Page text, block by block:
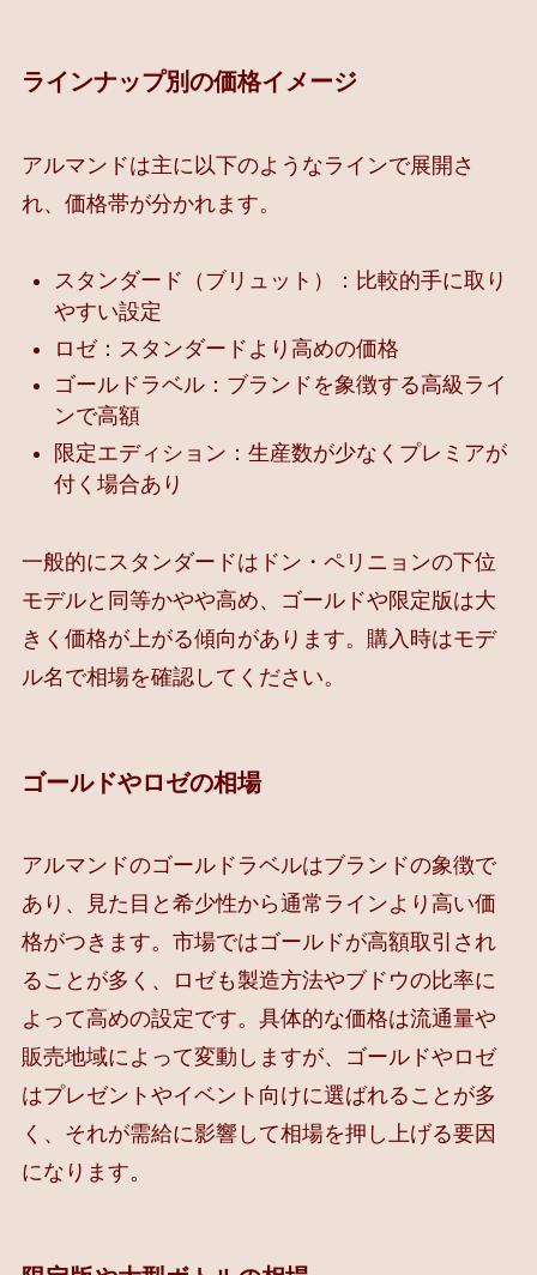
ラインナップ別の価格イメージ
アルマンドは主に以下のようなラインで展開さ
れ、価格帯が分かれます。
スタンダード（ブリュット）：比較的手に取り
やすい設定
ロゼ：スタンダードより高めの価格
ゴールドラベル：ブランドを象徴する高級ライ
ンで高額
限定エディション：生産数が少なくプレミアが
付く場合あり
一般的にスタンダードはドン・ペリニョンの下位
モデルと同等かやや高め、ゴールドや限定版は大
きく価格が上がる傾向があります。購入時はモデ
ル名で相場を確認してください。
ゴールドやロゼの相場
アルマンドのゴールドラベルはブランドの象徴で
あり、見た目と希少性から通常ラインより高い価
格がつきます。市場ではゴールドが高額取引され
ることが多く、ロゼも製造方法やブドウの比率に
よって高めの設定です。具体的な価格は流通量や
販売地域によって変動しますが、ゴールドやロゼ
はプレゼントやイベント向けに選ばれることが多
く、それが需給に影響して相場を押し上げる要因
になります。